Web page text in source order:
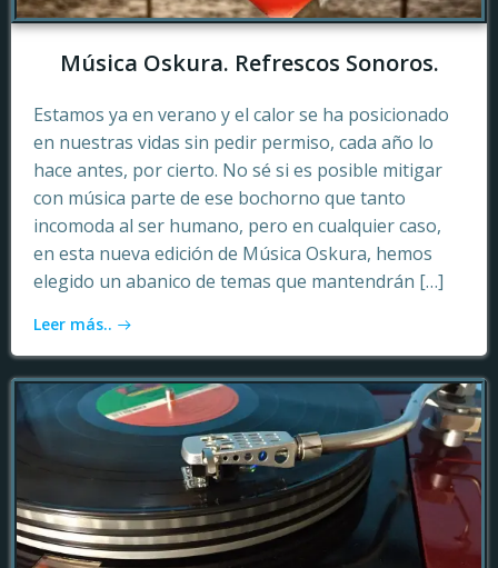
Música Oskura. Refrescos Sonoros.
Estamos ya en verano y el calor se ha posicionado
en nuestras vidas sin pedir permiso, cada año lo
hace antes, por cierto. No sé si es posible mitigar
con música parte de ese bochorno que tanto
incomoda al ser humano, pero en cualquier caso,
en esta nueva edición de Música Oskura, hemos
elegido un abanico de temas que mantendrán […]
Leer más..